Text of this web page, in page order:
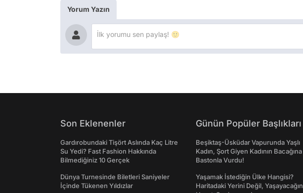
Yorum Yazın
Son Eklenenler
Gardırobundaki Tişört Aslında Kaç Litre
Su Yedi? Fast Fashion Hakkında
Bilmediğiniz 10 Gerçek
Dünya Turnesinde Biletleri Saniyeler
İçinde Tükenen Yıldızlar
Günün Popüler Başlıkları
Beşiktaş-Üsküdar Vapurunda Yaşlı
Kadın, Şort Giyen Kadının Bacağına
Bastonla Vurdu!
Yaşamak İstediğin Ülke Hangisi?
Haritadaki Yerini Değil, Yaşayacağın